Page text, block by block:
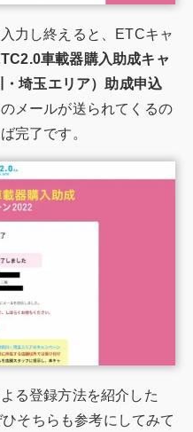
力し終えると、ETCキャ
車載器購入助成キャ
埼玉エリア）助成申込
メールが送られてくるの
完了です。
る登録方法を紹介した
そちらも参考にしてみて